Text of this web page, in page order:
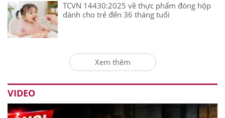
TCVN 14430:2025 về thực phẩm đóng hộp
dành cho trẻ đến 36 tháng tuổi
Xem thêm
VIDEO